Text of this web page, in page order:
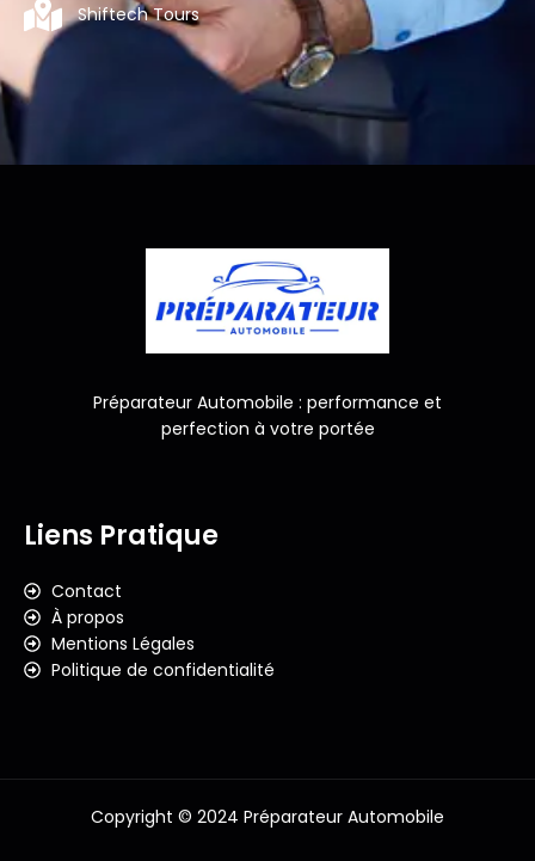
Shiftech Tours
Préparateur Automobile : performance et
perfection à votre portée
Liens Pratique
Contact
À propos
Mentions Légales
Politique de confidentialité
Copyright © 2024 Préparateur Automobile